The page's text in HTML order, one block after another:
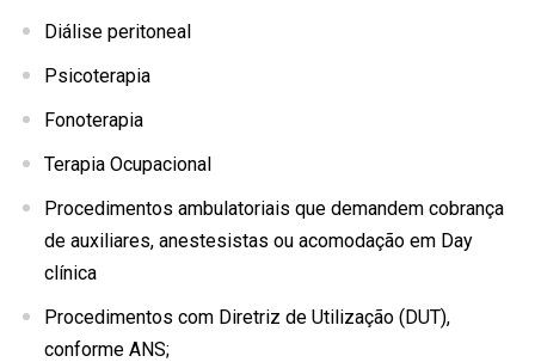
Diálise peritoneal
Psicoterapia
Fonoterapia
Terapia Ocupacional
Procedimentos ambulatoriais que demandem cobrança
de auxiliares, anestesistas ou acomodação em Day
clínica
Procedimentos com Diretriz de Utilização (DUT),
conforme ANS;